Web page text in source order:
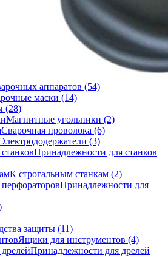
аппаратов (54)
маски (14)
(28)
Магнитные угольники (2)
Сварочная проволока (6)
(3)
Принадлежности для станков
К строгальным станкам (2)
Принадлежности для
защиты (11)
Ящики для инструментов (4)
Принадлежности для дрелей